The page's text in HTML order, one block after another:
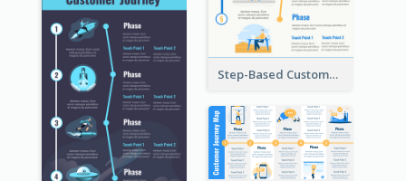
Step-Based Customer Journey Map Template